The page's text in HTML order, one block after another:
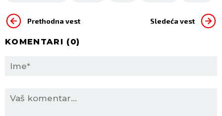
Prethodna vest Sledeća vest
KOMENTARI (0)